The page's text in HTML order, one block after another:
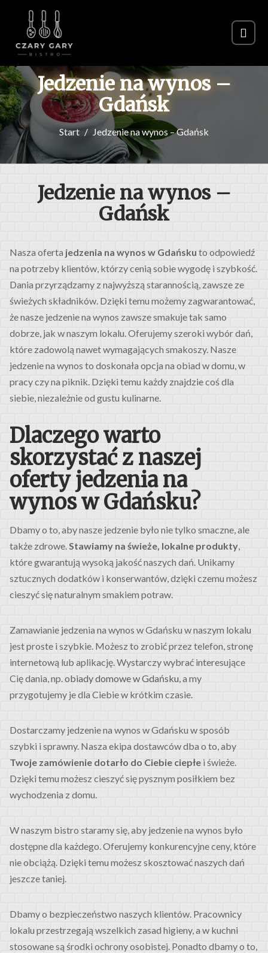
Jedzenie na wynos –
Gdańsk
Start Jedzenie na wynos – Gdańsk
Jedzenie na wynos –
Gdańsk
Nasza oferta jedzenia na wynos w Gdańsku to odpowiedź
na potrzeby klientów, którzy cenią sobie wygodę i szybkość.
Dania przyrządzamy z najwyższą starannością, zawsze ze
świeżych składników. Dzięki temu możemy zagwarantować,
że nasze jedzenie na wynos zawsze smakuje tak samo
dobrze, jak w naszym lokalu. Oferujemy szeroki wybór dań,
które zadowolą nawet wymagających smakoszy. Nasze
jedzenie na wynos to doskonała opcja na obiad w domu, w
pracy czy na piknik. Dzięki temu każdy znajdzie coś dla
siebie, niezależnie od gustu kulinarne.
Dlaczego warto
skorzystać z naszej
oferty jedzenia na
wynos w Gdańsku?
Dbamy o to, aby nasze jedzenie było nie tylko smaczne, ale
także zdrowe.Stawiamy na świeże, lokalne produkty,
które gwarantują wysoką jakość naszych dań. Unikamy
sztucznych dodatków i konserwantów, dzięki czemu możesz
cieszyć się naturalnym smakiem potraw.
Zamawianie jedzenia na wynos w Gdańsku w naszym lokalu
jest proste i szybkie. Możesz to zrobić przez telefon, stronę
internetową lub aplikację. Wystarczy wybrać interesujące
Cię dania, np.obiady domowe w Gdańsku, a my
przygotujemy je dla Ciebie w krótkim czasie.
Dostarczamy jedzenie na wynos w Gdańsku w sposób
szybki i sprawny. Nasza ekipa dostawców dba o to, aby
Twoje zamówienie dotarło do Ciebie ciepłe i świeże.
Dzięki temu możesz cieszyć się pysznym posiłkiem bez
wychodzenia z domu.
W naszym bistro staramy się, aby jedzenie na wynos było
dostępne dla każdego. Oferujemy konkurencyjne ceny, które
nie obciążą. Dzięki temu możesz skosztować naszych dań
jeszcze taniej.
Dbamy o bezpieczeństwo naszych klientów. Pracownicy
lokalu przestrzegają wszelkich zasad higieny, a w kuchni
stosowane są środki ochrony osobistej. Ponadto dbamy o to,